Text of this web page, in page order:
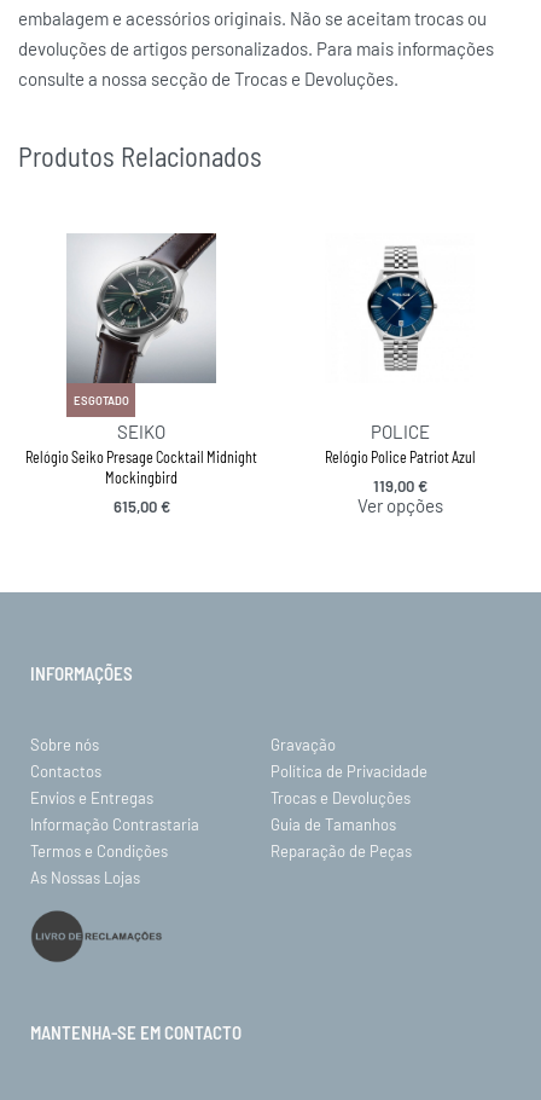
embalagem e acessórios originais. Não se aceitam trocas ou
devoluções de artigos personalizados. Para mais informações
consulte a nossa secção de Trocas e Devoluções.
Produtos Relacionados
ESGOTADO
SEIKO
Relógio Seiko Presage Cocktail Midnight
Mockingbird
615,00€
POLICE
Relógio Police Patriot Azul
119,00€
Ver opções
INFORMAÇÕES
Sobre nós
Gravação
Contactos
Política de Privacidade
Envios e Entregas
Trocas e Devoluções
Informação Contrastaria
Guia de Tamanhos
Termos e Condições
Reparação de Peças
As Nossas Lojas
MANTENHA-SE EM CONTACTO